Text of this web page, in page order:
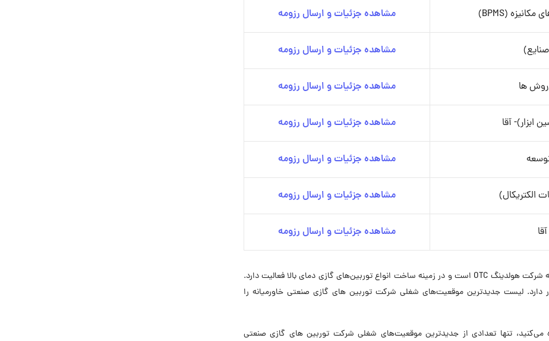
مشاهده جزئیات و ارسال رزومه
مشاهده جزئیات و ارسال رزومه
ها مشاهده جزئیات و ارسال رزومه
مشاهده جزئیات و ارسال رزومه
مشاهده جزئیات و ارسال رزومه
الکتریکال) مشاهده جزئیات و ارسال رزومه
مشاهده جزئیات و ارسال رزومه
شرکت توربین‌های گازی صنعتی خاورمیانه زیرمجموعه شرکت هولدینگ OTC است و در زمینه ساخت انواع توربین‌های گازی دمای بالا فعالیت دارد.
لیست جدیدترین موقعیت‌های شغلی شرکت توربین های گازی صنعتی خاورمیانه را
تنها تعدادی از جدیدترین موقعیت‌های شغلی شرکت توربین های گازی صنعتی